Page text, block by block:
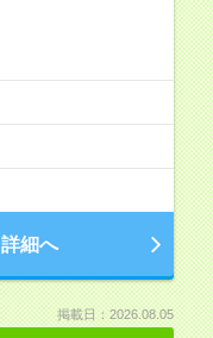
詳細へ
掲載日：2026.08.05